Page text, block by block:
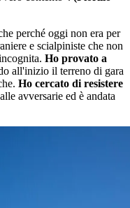
perché oggi non era per
e scialpiniste che non
Ho provato a
all'inizio il terreno di gara
Ho cercato di resistere
avversarie ed è andata